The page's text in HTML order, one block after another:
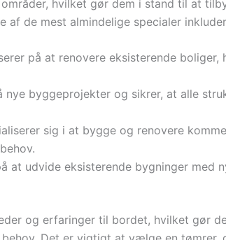
hvilket gør dem i stand til at
de mest almindelige specialer
på at renovere eksisterende boliger,
nye byggeprojekter og sikrer, at alle
sig i at bygge og renovere
at udvide eksisterende bygninger med
og erfaringer til bordet, hvilket gør